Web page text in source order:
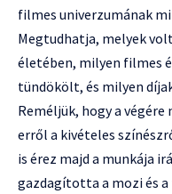
filmes univerzumának
Megtudhatja, melyek
életében, milyen filmes
tündökölt, és milyen
Reméljük, hogy a
erről a kivételes
is érez majd a munkája
gazdagította a mozi és